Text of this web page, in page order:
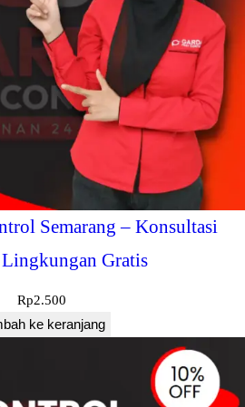
Semarang – Konsultasi
Gratis
Rp2.500
ke keranjang